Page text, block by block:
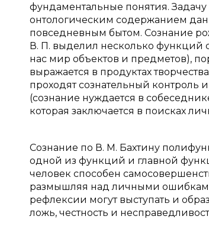
фундаментальные понятия.
онтологическим содержанием
повседневным бытом. Сознание
В. П. выделил несколько функций
нас мир объектов и предметов),
выражается в продуктах
проходят сознательный контроль
(сознание нуждается в
которая заключается в поисках
Сознание по В. М. Бахтину
одной из функций и главной
человек способен
размышляя над личными
рефлексии могут выступать и
ложь, честность и